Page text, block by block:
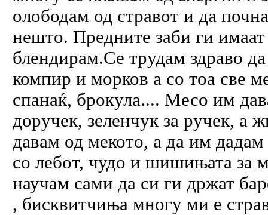
олободам од стравот и да
нешто. Предните заби ги
блендирам.Се трудам здраво
компир и морков а со тоа све
спанаќ, брокула.... Месо им
доручек, зеленчук за ручек, а
давам од мекото, а да им дадам
со лебот, чудо и шишињата за
научам сами да си ги држат
, бисквитчиња многу ми е